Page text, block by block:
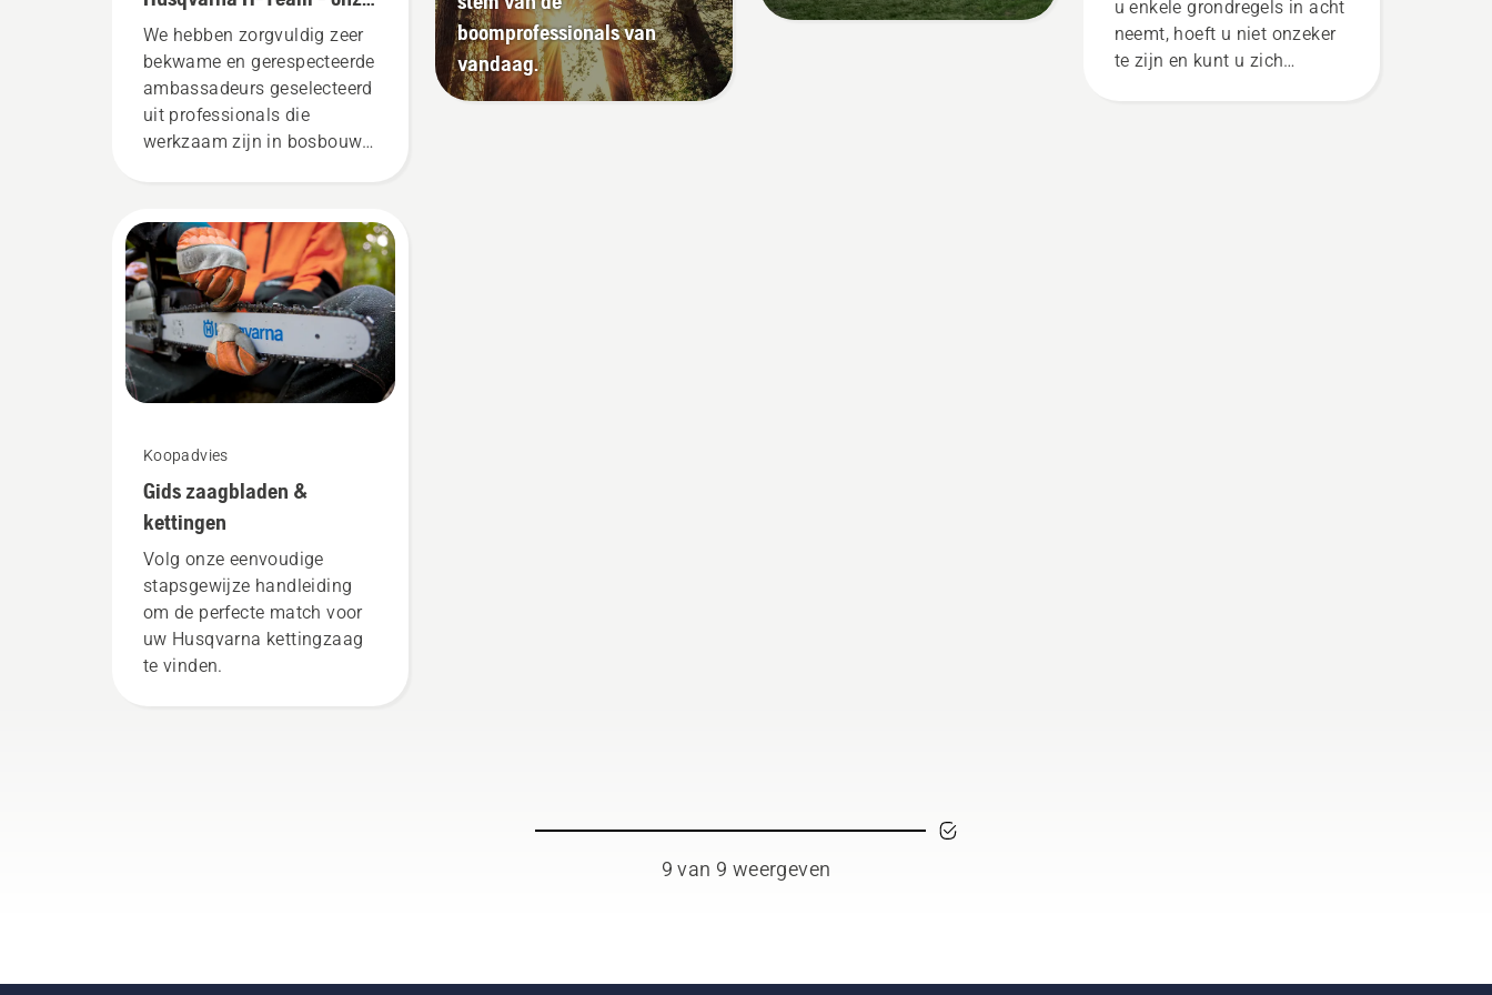
meest veeleisende
gebruikers
We hebben zorgvuldig zeer
bekwame en gerespecteerde
ambassadeurs geselecteerd
uit professionals die
werkzaam zijn in bosbouw
hun land. Zij zijn ons H-
team. En ze zijn onze meest
veeleisende gebruikers.
Koopadvies
Gids zaagbladen &
kettingen
Volg onze eenvoudige
stapsgewijze handleiding
om de perfecte match voor
uw Husqvarna kettingzaag
te vinden.
uitgeschakeld. Laat de
motor van de kettingzaag
een paar centimeter van de
boomstam op toeren
boomprofessionals van
vandaag.
u enkele grondregels in acht
neemt, hoeft u niet onzeker
te zijn en kunt u zich
9 van 9 weergeven